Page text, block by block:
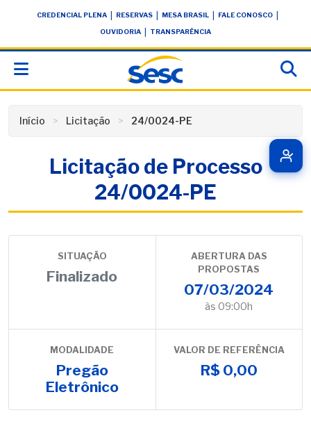
conteúdoCREDENCIAL PLENA RESERVAS MESA BRASIL FALE CONOSCO
OUVIDORIA TRANSPARÊNCIA
Início Licitação 24/0024-PE
Licitação de Processo
24/0024-PE
SITUAÇÃO
Finalizado
ABERTURA DAS
PROPOSTAS
07/03/2024
às 09:00h
MODALIDADE
Pregão
Eletrônico
VALOR DE REFERÊNCIA
R$ 0,00